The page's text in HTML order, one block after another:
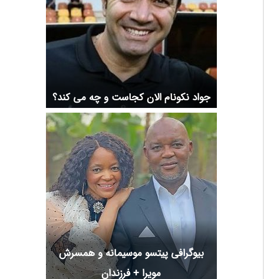
جواد نکونام الان کجاست و چه می کند؟
بیوگرافی پیتسو موسیمانه و همسرش
مویرا + فرزندان